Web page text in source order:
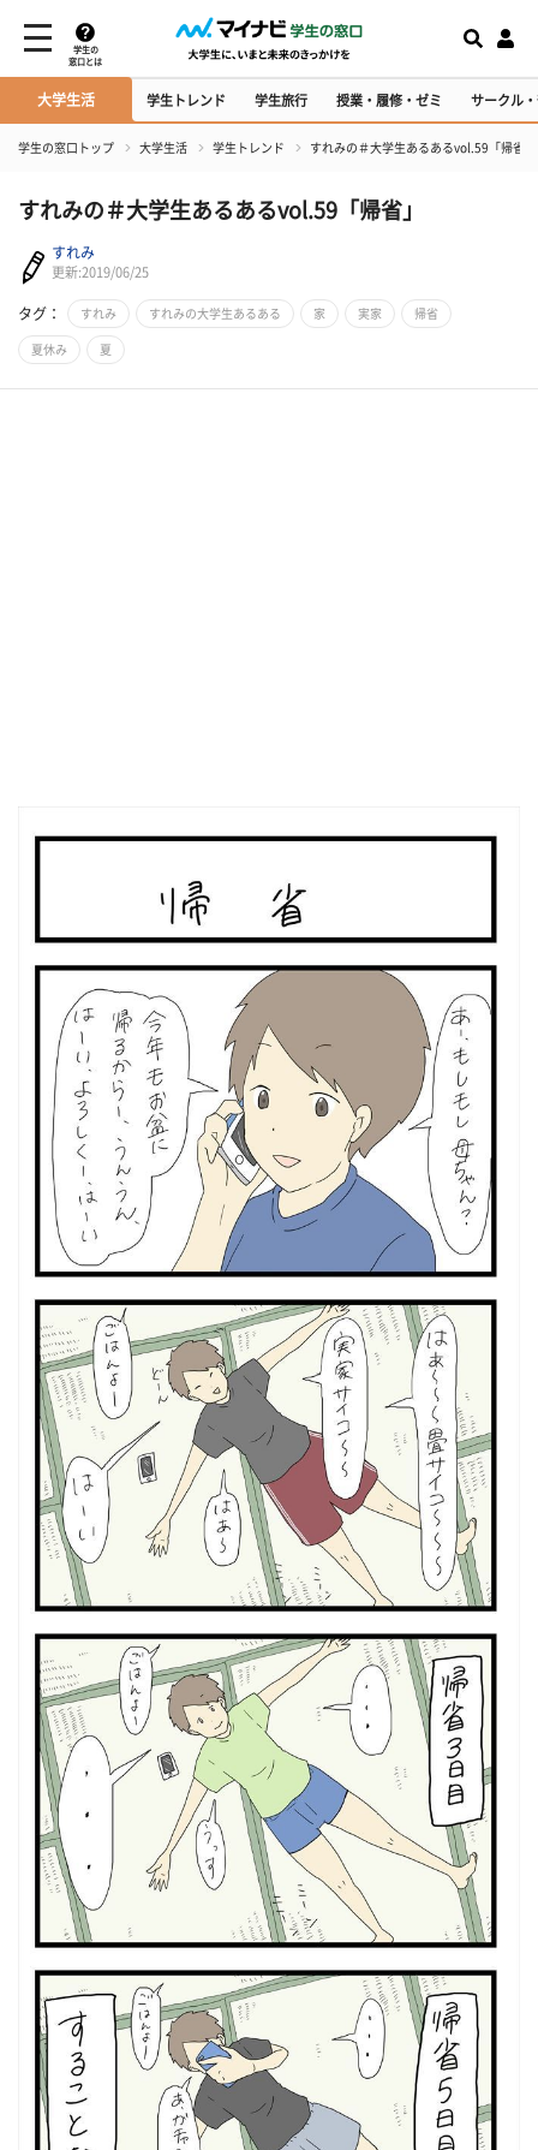
学生の
窓口とは
大学生活 学生トレンド 学生旅行 授業・履修・ゼミ サークル
学生の窓口トップ 大学生活 学生トレンド すれみの＃大学生あるあるvol.59「帰省」
すれみの＃大学生あるあるvol.59「帰省」
すれみ
更新:2019/06/25
タグ： すれみ すれみの大学生あるある 家 実家 帰省
夏休み 夏